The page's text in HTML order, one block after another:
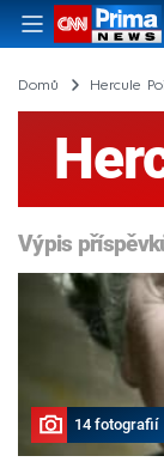
Domů Hercule
Výpis
14 fotografií